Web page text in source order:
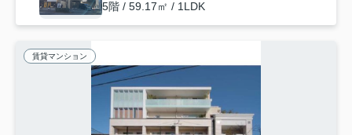
5階 / 59.17㎡ / 1LDK
賃貸マンション